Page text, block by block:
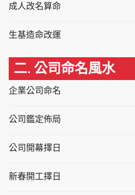
成人改名算命
生基造命改運
二. 公司命名風水
企業公司命名
公司鑑定佈局
公司開幕擇日
新春開工擇日